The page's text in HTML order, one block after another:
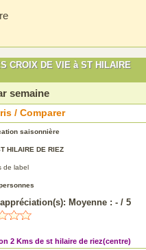
CROIX DE VIE à ST HILAIRE
semaine
/ Comparer
saisonnière
HILAIRE DE RIEZ
de label
appréciation(s): Moyenne : - / 5
2 Kms de st hilaire de riez(centre)